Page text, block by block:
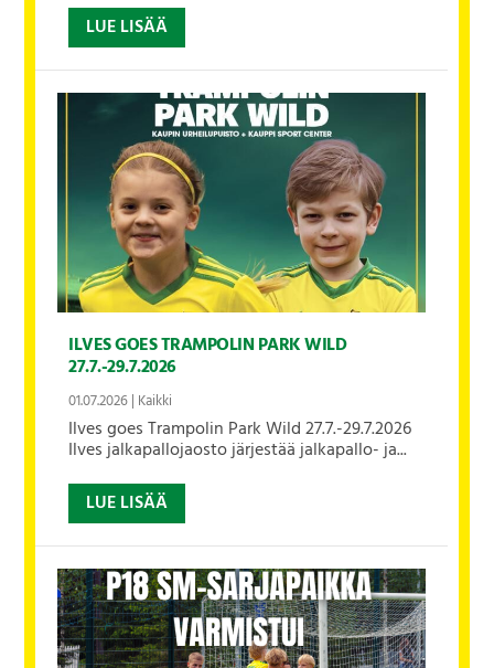
LUE LISÄÄ
ILVES GOES TRAMPOLIN PARK WILD
27.7.-29.7.2026
01.07.2026| Kaikki
Ilves goes Trampolin Park Wild 27.7.-29.7.2026
Ilves jalkapallojaosto järjestää jalkapallo- ja...
LUE LISÄÄ